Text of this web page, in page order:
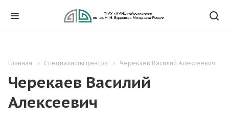
Главная Специалисты центра Черекаев Василий Алексеевич
Черекаев Василий
Алексеевич